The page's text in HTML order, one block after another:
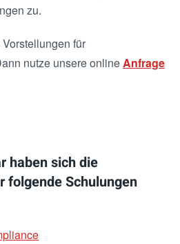
zu.
für
nutze unsere onlineAnfrage
haben sich die
folgende Schulungen